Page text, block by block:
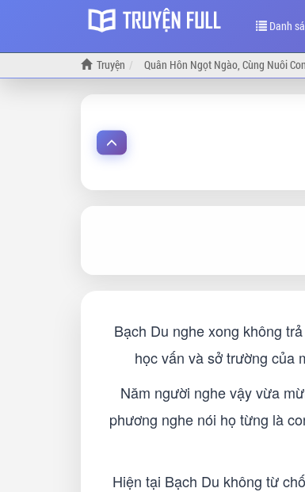
Danh
Truyện Quân Hôn Ngọt Ngào, Cùng Nuôi
Bạch Du nghe xong không
học vấn và sở trường của
Năm người nghe vậy vừa
phương nghe nói họ từng là
Hiện tại Bạch Du không từ